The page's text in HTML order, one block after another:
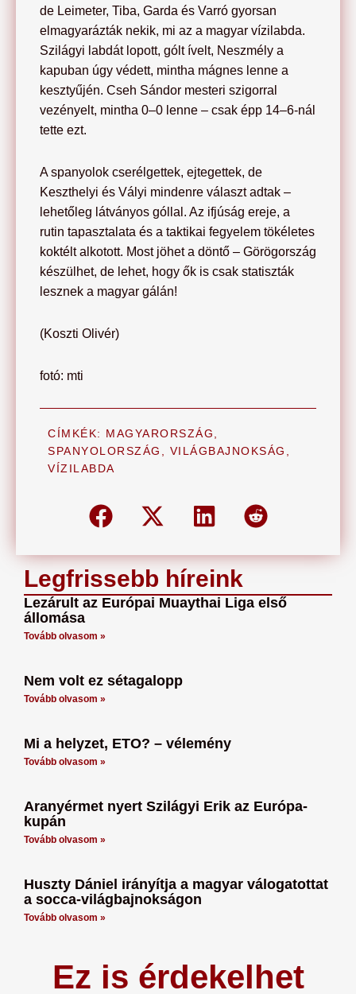
Legfrissebb híreink
Lezárult az Európai Muaythai Liga első
állomása
Tovább olvasom »
Nem volt ez sétagalopp
Tovább olvasom »
Mi a helyzet, ETO? – vélemény
Tovább olvasom »
Aranyérmet nyert Szilágyi Erik az Európa-
kupán
Tovább olvasom »
Huszty Dániel irányítja a magyar válogatottat
a socca-világbajnokságon
Tovább olvasom »
de Leimeter, Tiba, Garda és Varró gyorsan
elmagyarázták nekik, mi az a magyar vízilabda.
Szilágyi labdát lopott, gólt ívelt, Neszmély a
kapuban úgy védett, mintha mágnes lenne a
kesztyűjén. Cseh Sándor mesteri szigorral
vezényelt, mintha 0–0 lenne – csak épp 14–6-nál
tette ezt.
A spanyolok cserélgettek, ejtegettek, de
Keszthelyi és Vályi mindenre választ adtak –
lehetőleg látványos góllal. Az ifjúság ereje, a
rutin tapasztalata és a taktikai fegyelem tökéletes
koktélt alkotott. Most jöhet a döntő – Görögország
készülhet, de lehet, hogy ők is csak statiszták
lesznek a magyar gálán!
(Koszti Olivér)
fotó: mti
CÍMKÉK: MAGYARORSZÁG
SPANYOLORSZÁG
VILÁGBAJNOKSÁG
VÍZILABDA
Ez is érdekelhet